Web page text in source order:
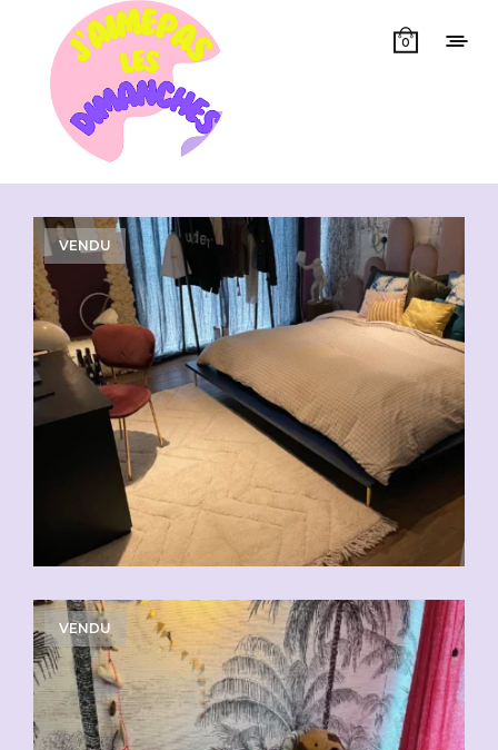
0
Showing 1–50 of 68 results
VENDU
VENDU